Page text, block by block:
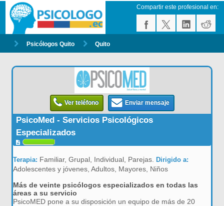
Compartir este profesional en:
Psicólogos Quito Quito
Ver teléfono Enviar mensaje
PsicoMed - Servicios Psicológicos
Especializados
Terapia: Familiar, Grupal, Individual, Parejas.Dirigido a:
Adolescentes y jóvenes, Adultos, Mayores, Niños
Más de veinte psicólogos especializados en todas las
áreas a su servicio
PsicoMED pone a su disposición un equipo de más de 20